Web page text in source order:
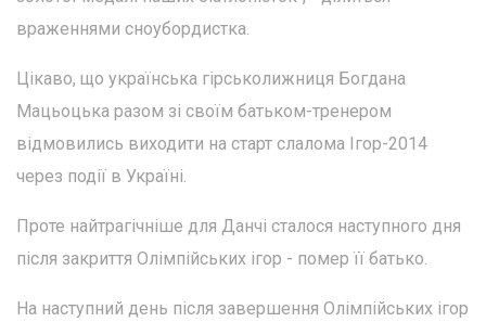
враженнями сноубордистка.
Цікаво, що українська гірськолижниця Богдана
Мацьоцька разом зі своїм батьком-тренером
відмовились виходити на старт слалома Ігор-2014
через події в Україні.
Проте найтрагічніше для Данчі сталося наступного дня
після закриття Олімпійських ігор - помер її батько.
На наступний день після завершення Олімпійських ігор